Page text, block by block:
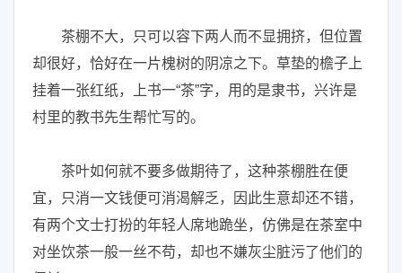
茶棚不大，只可以容下两人而不显拥挤，但位置
却很好，恰好在一片槐树的阴凉之下。草垫的檐子上
挂着一张红纸，上书一“茶”字，用的是隶书，兴许是
村里的教书先生帮忙写的。
茶叶如何就不要多做期待了，这种茶棚胜在便
宜，只消一文钱便可消渴解乏，因此生意却还不错，
有两个文士打扮的年轻人席地跪坐，仿佛是在茶室中
对坐饮茶一般一丝不苟，却也不嫌灰尘脏污了他们的